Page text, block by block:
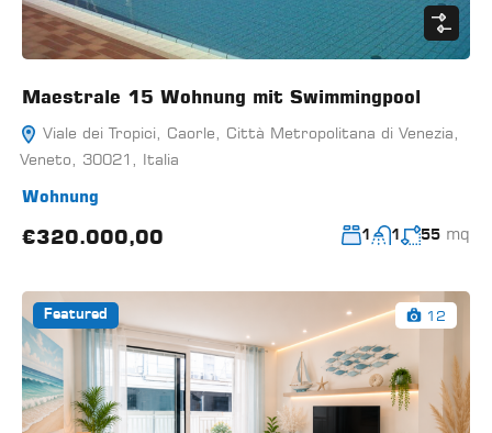
Maestrale 15 Wohnung mit Swimmingpool
Viale dei Tropici, Caorle, Città Metropolitana di Venezia,
Veneto, 30021, Italia
Wohnung
€320.000,00 1 1 55 mq
Featured 12